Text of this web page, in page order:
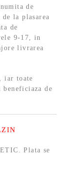
de
la plasarea
de
9-17, in
livrarea
iar toate
beneficiaza de
Plata se